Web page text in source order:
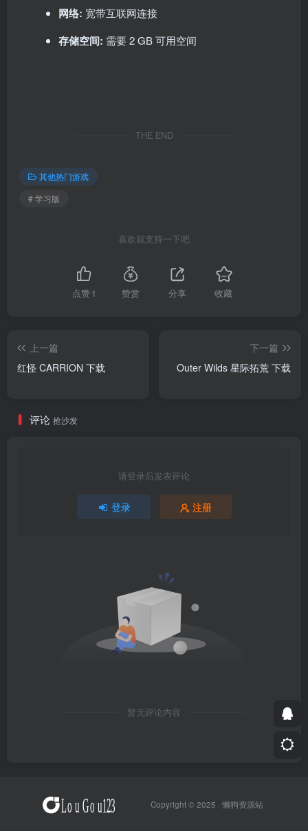
网络: 宽带互联网连接
存储空间: 需要 2 GB 可用空间
THE END
其他热门游戏
# 学习版
喜欢就支持一下吧
点赞1 赞赏 分享 收藏
上一篇
红怪 CARRION 下载
下一篇
Outer Wilds 星际拓荒 下载
评论 抢沙发
请登录后发表评论
登录 注册
暂无评论内容
Copyright © 2025 · 懒狗资源站